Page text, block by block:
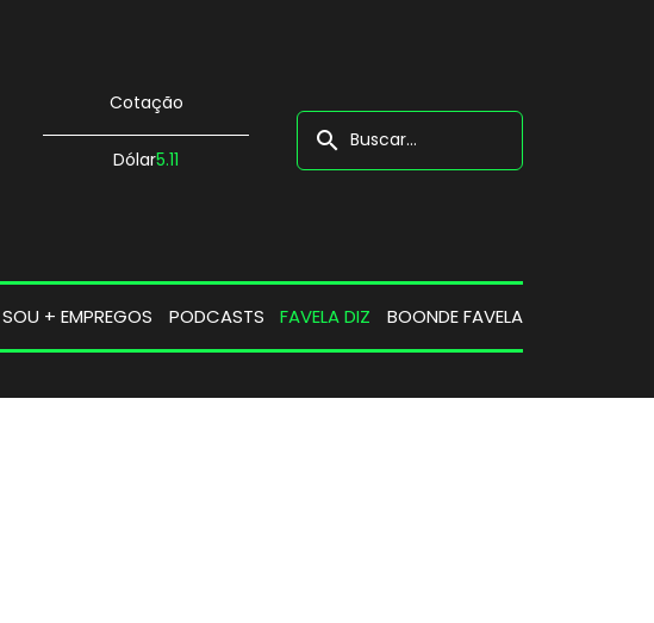
Cotação
Dólar5.11
search
SOU + EMPREGOS PODCASTS FAVELA DIZ BOONDE FAVELA